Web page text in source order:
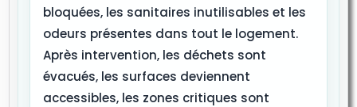
bloquées, les sanitaires inutilisables et les
odeurs présentes dans tout le logement.
Après intervention, les déchets sont
évacués, les surfaces deviennent
accessibles, les zones critiques sont